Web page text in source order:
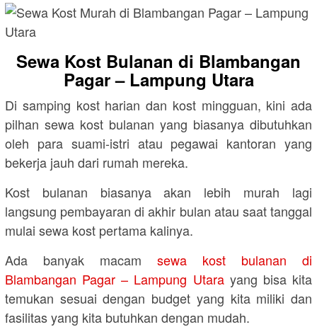
Sewa Kost Bulanan di Blambangan
Pagar – Lampung Utara
Di samping kost harian dan kost mingguan, kini ada
pilhan sewa kost bulanan yang biasanya dibutuhkan
oleh para suami-istri atau pegawai kantoran yang
bekerja jauh dari rumah mereka.
Kost bulanan biasanya akan lebih murah lagi
langsung pembayaran di akhir bulan atau saat tanggal
mulai sewa kost pertama kalinya.
Ada banyak macam sewa kost bulanan di
Blambangan Pagar – Lampung Utarayang bisa kita
temukan sesuai dengan budget yang kita miliki dan
fasilitas yang kita butuhkan dengan mudah.